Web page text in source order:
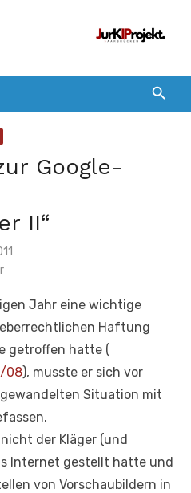
Google-
II“
Jahr eine wichtige
Haftung
getroffen hatte (
08), musste er sich vor
Situation mit
der Kläger (und
Internet gestellt hatte und
von Vorschaubildern in